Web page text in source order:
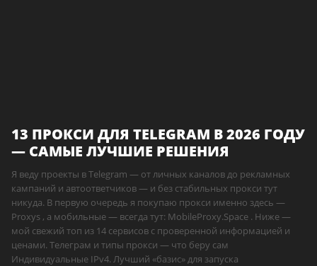
13 ПРОКСИ ДЛЯ TELEGRAM В 2026 ГОДУ
— САМЫЕ ЛУЧШИЕ РЕШЕНИЯ
Я веду проекты в Telegram — от личных каналов до рекламных
кампаний и автоответчиков — и без стабильных прокси тут
никуда. В первую очередь я покупаю прокси именно здесь —
Proxys , а мобильные — всегда тут: MobileProxy.Space . Ниже —
мой свежий топ из 14 сервисов с проверенной информацией и
ценами. Телеграм и типы прокси — что беру сам
Индивидуальные IPv4. Лучший «базис» для запуска